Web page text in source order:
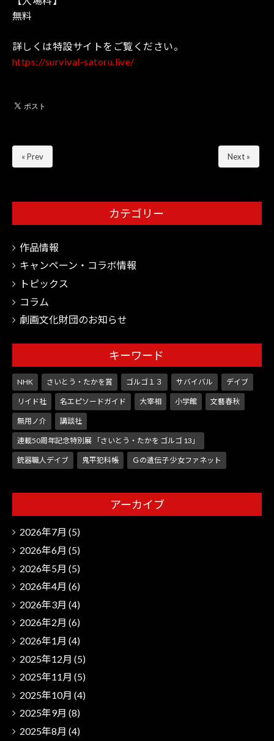
無料
詳しくは特設サイトをご覧ください。
https://survival-satoru.live/
« Prev Next »
カテゴリー
作品情報
キャンペーン・コラボ情報
トピックス
コラム
劇画文化財団のお知らせ
キーワード
NHK さいとう・たかを賞 ゴルゴ１３ サバイバル デイブ
リイド社 名エピソードガイド 大宰相 小学館 文藝春秋
無用ノ介 講談社
連載50周年記念特別展 「さいとう・たかを ゴルゴ 13」
銃器職人デイブ 鬼平犯科帳 Ｇの遺伝子 少女ファネット
アーカイブ
2026年7月 (5)
2026年6月 (5)
2026年5月 (5)
2026年4月 (6)
2026年3月 (4)
2026年2月 (6)
2026年1月 (4)
2025年12月 (5)
2025年11月 (5)
2025年10月 (4)
2025年9月 (8)
2025年8月 (4)